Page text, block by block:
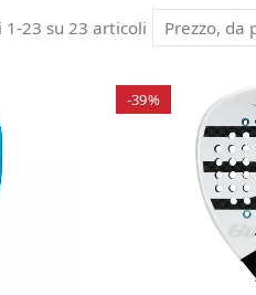
1-23 su 23 articoli Prezzo, da
-39%